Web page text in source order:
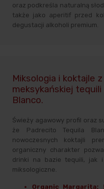
oraz podkreśla naturalną
także jako aperitif przed
degustacji alkoholi premium.
Miksologia i koktajle
meksykańskiej
Blanco.
Świeży agawowy profil oraz
że Padrecito Tequila
nowoczesnych koktajli
organiczny charakter
drinki na bazie tequili, jak i
miksologiczne.
Organic Margarita: